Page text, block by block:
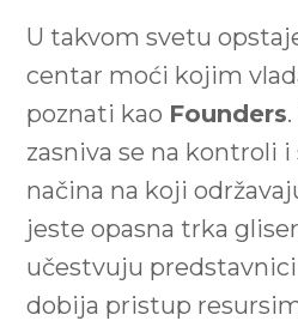
U takvom svetu
centar moći kojim
poznati kao Founders
zasniva se na kontroli
načina na koji
jeste opasna trka
učestvuju
dobija pristup